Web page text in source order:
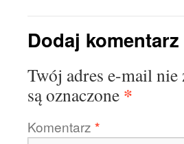
Dodaj komentarz
Twój adres e-mail
są oznaczone *
Komentarz *